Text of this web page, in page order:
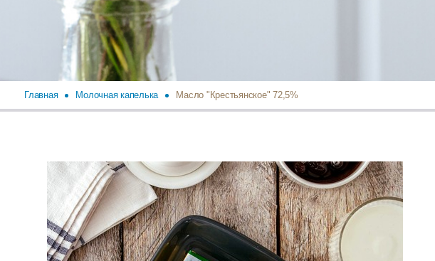
Главная Молочная капелька Масло "Крестьянское" 72,5%